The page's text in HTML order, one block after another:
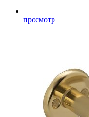
просмотр